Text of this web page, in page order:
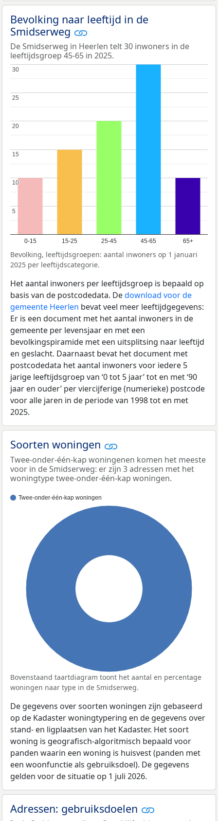
Bevolking naar leeftijd in de
Smidserweg
De Smidserweg in Heerlen telt 30 inwoners in de
leeftijdsgroep 45-65 in 2025.
0-15 15-25 25-45 45-65 65+
5
5
10
10
15
15
20
20
25
25
30
30
Bevolking, leeftijdsgroepen: aantal inwoners op 1 januari
2025 per leeftijdscategorie.
Het aantal inwoners per leeftijdsgroep is bepaald op
basis van de postcodedata. Dedownload voor de
gemeente Heerlen bevat veel meer leeftijdgegevens:
Er is een document met het aantal inwoners in de
gemeente per levensjaar en met een
bevolkingspiramide met een uitsplitsing naar leeftijd
en geslacht. Daarnaast bevat het document met
postcodedata het aantal inwoners voor iedere 5
jarige leeftijdsgroep van ‘0 tot 5 jaar’ tot en met ‘90
jaar en ouder’ per viercijferige (numerieke) postcode
voor alle jaren in de periode van 1998 tot en met
2025.
Soorten woningen
Twee-onder-één-kap woningenen komen het meeste
voor in de Smidserweg: er zijn 3 adressen met het
woningtype twee-onder-één-kap woningen.
Twee-onder-één-kap woningen
Bovenstaand taartdiagram toont het aantal en percentage
woningen naar type in de Smidserweg.
De gegevens over soorten woningen zijn gebaseerd
op de Kadaster woningtypering en de gegevens over
stand- en ligplaatsen van het Kadaster. Het soort
woning is geografisch-algoritmisch bepaald voor
panden waarin een woning is huisvest (panden met
een woonfunctie als gebruiksdoel). De gegevens
gelden voor de situatie op 1 juli 2026.
Adressen: gebruiksdoelen